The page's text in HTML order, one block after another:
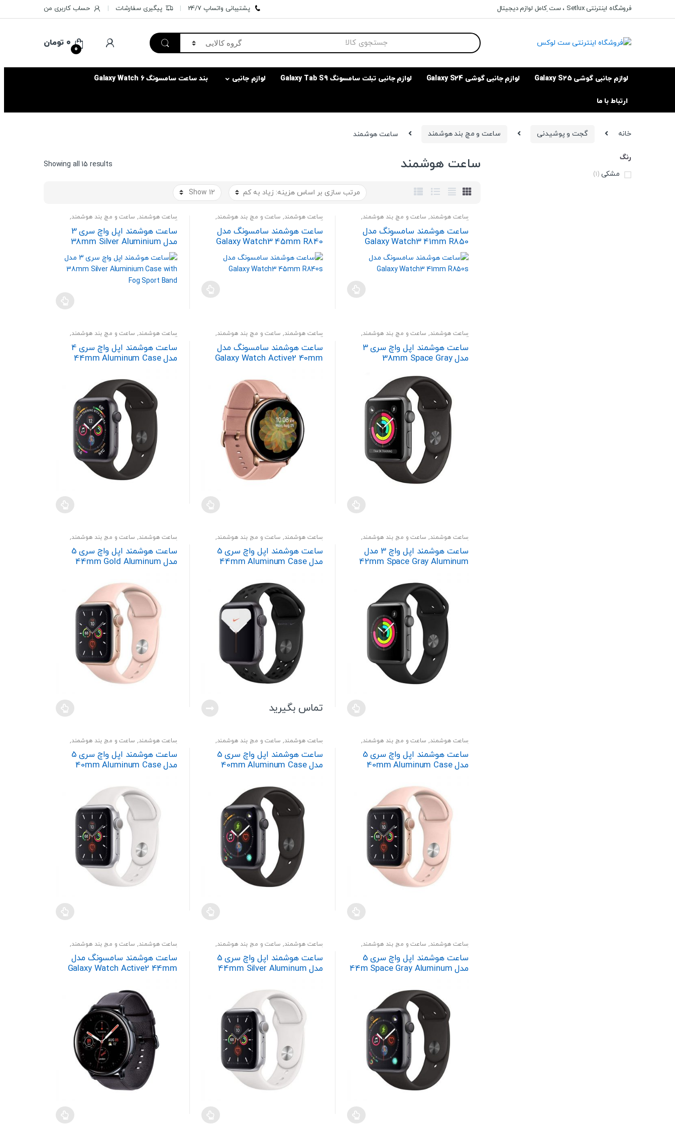
to
to
فروشگاه اینترنتی Setlux ، ست ِکامل لوازم دیجیتال پشتیبانی واتساپ 24/7 پیگیری سفارشات حساب کاربری من
Search
for:
0
۰ تومان
لوازم جانبی گوشی Galaxy S25 لوازم جانبی گوشی Galaxy S24 لوازم جانبی تبلت سامسونگ Galaxy Tab S9 لوازم جانبی بند ساعت سامسونگ Galaxy Watch 6
ارتباط با ما
خانه گجت و پوشیدنی ساعت و مچ بند هوشمند ساعت هوشمند
ساعت هوشمند Showing all 15 results
Sorted
ساعت هوشمند, ساعت و مچ بند هوشمند,
گجت و پوشیدنی
ساعت هوشمند سامسونگ مدل
Galaxy Watch3 41mm R850
ساعت هوشمند, ساعت و مچ بند هوشمند,
گجت و پوشیدنی
ساعت هوشمند سامسونگ مدل
Galaxy Watch3 45mm R840
ساعت هوشمند, ساعت و مچ بند هوشمند,
گجت و پوشیدنی
ساعت هوشمند اپل واچ سری 3
مدل 38mm Silver Aluminium
Case with Fog Sport Band
ساعت هوشمند, ساعت و مچ بند هوشمند,
گجت و پوشیدنی
ساعت هوشمند اپل واچ سری 3
مدل 38mm Space Gray
Sport Band
ساعت هوشمند, ساعت و مچ بند هوشمند,
گجت و پوشیدنی
ساعت هوشمند سامسونگ مدل
Galaxy Watch Active2 40mm
ساعت هوشمند, ساعت و مچ بند هوشمند,
گجت و پوشیدنی
ساعت هوشمند اپل واچ سری 4
مدل 44mm Aluminum Case
ساعت هوشمند, ساعت و مچ بند هوشمند,
گجت و پوشیدنی
ساعت هوشمند اپل واچ 3 مدل
42mm Space Gray Aluminum
ساعت هوشمند, ساعت و مچ بند هوشمند,
گجت و پوشیدنی
ساعت هوشمند اپل واچ سری 5
مدل 44mm Aluminum Case
تماس بگیرید
ساعت هوشمند, ساعت و مچ بند هوشمند,
گجت و پوشیدنی
ساعت هوشمند اپل واچ سری 5
مدل 44mm Gold Aluminum
ساعت هوشمند, ساعت و مچ بند هوشمند,
ساعت هوشمند اپل واچ سری 5
مدل 40mm Aluminum Case
ساعت هوشمند, ساعت و مچ بند هوشمند,
ساعت هوشمند اپل واچ سری 5
مدل 40mm Aluminum Case
ساعت هوشمند, ساعت و مچ بند هوشمند,
ساعت هوشمند اپل واچ سری 5
مدل 40mm Aluminum Case
ساعت هوشمند, ساعت و مچ بند هوشمند,
ساعت هوشمند اپل واچ سری 5
مدل 44m Space Gray Aluminum
ساعت هوشمند, ساعت و مچ بند هوشمند,
ساعت هوشمند اپل واچ سری 5
مدل 44mm Silver Aluminum
ساعت هوشمند, ساعت و مچ بند هوشمند,
ساعت هوشمند سامسونگ مدل
Galaxy Watch Active2 44mm
رنگ
مشکی (1)